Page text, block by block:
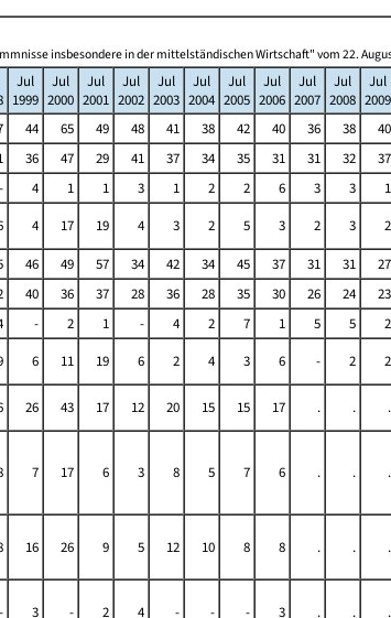
insbesondere in der mittelständischen Wirtschaft" vom 22.
Jul
1999
Jul
2000
Jul
2001
Jul
2002
Jul
2003
Jul
2004
Jul
2005
Jul
2006
Jul
2007
Jul
2008
Jul
2009
44 65 49 48 41 38 42 40 36 38 40
36 47 29 41 37 34 35 31 31 32 37
- 4 1 1 3 1 2 2 6 3 3 1
4 17 19 4 3 2 5 3 2 3 2
46 49 57 34 42 34 45 37 31 31 27
40 36 37 28 36 28 35 30 26 24 23
- 2 1 - 4 2 7 1 5 5 2
6 11 19 6 2 4 3 6 - 2 2
26 43 17 12 20 15 15 17 . . .
7 17 6 3 8 5 7 6 . . .
16 26 9 5 12 10 8 8 . . .
- 3 - 2 4 - - - 3 . . .